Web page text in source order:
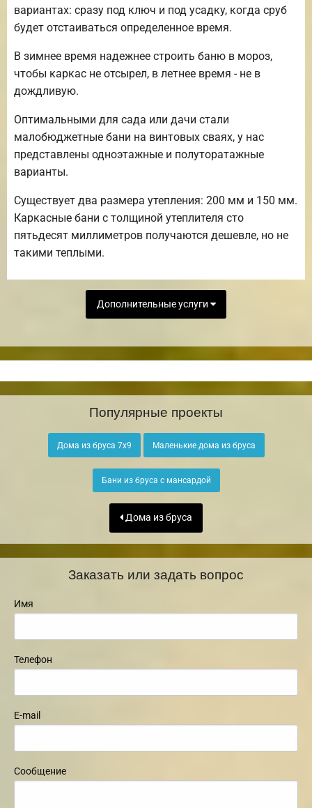
вариантах: сразу под ключ и под усадку, когда сруб
будет отстаиваться определенное время.
В зимнее время надежнее строить баню в мороз,
чтобы каркас не отсырел, в летнее время - не в
дождливую.
Оптимальными для сада или дачи стали
малобюджетные бани на винтовых сваях, у нас
представлены одноэтажные и полуторатажные
варианты.
Существует два размера утепления: 200 мм и 150 мм.
Каркасные бани с толщиной утеплителя сто
пятьдесят миллиметров получаются дешевле, но не
такими теплыми.
Дополнительные услуги
Популярные проекты
Дома из бруса 7х9 Маленькие дома из бруса
Бани из бруса с мансардой
Дома из бруса
Заказать или задать вопрос
Имя
Телефон
E-mail
Сообщение